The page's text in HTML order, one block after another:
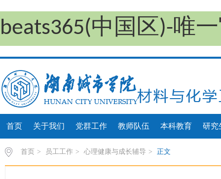
beats365(中国区)-唯
首页 关于我们 党群工作 教师队伍 本科教育 研究
首页 > 员工工作 > 心理健康与成长辅导 > 正文